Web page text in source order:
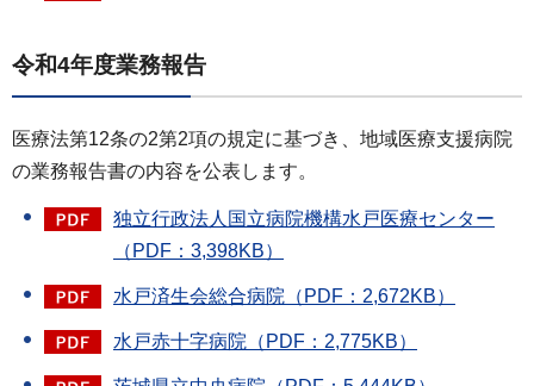
令和4年度業務報告
医療法第12条の2第2項の規定に基づき、地域医療支援病院
の業務報告書の内容を公表します。
独立行政法人国立病院機構水戸医療センター
（PDF：3,398KB）
水戸済生会総合病院（PDF：2,672KB）
水戸赤十字病院（PDF：2,775KB）